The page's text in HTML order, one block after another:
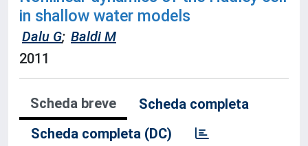
in shallow water models
Dalu G; Baldi M
2011
Scheda breve
Scheda completa
Scheda completa (DC)